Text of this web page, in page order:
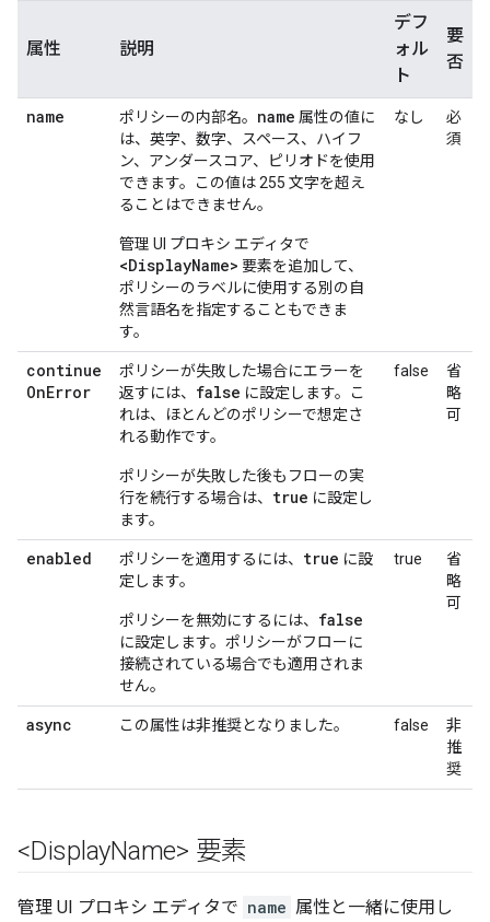
属性 説明
デフ
ォル
ト
要
否
name ポリシーの内部名。 name 属性の値に
は、英字、数字、スペース、ハイフ
ン、アンダースコア、ピリオドを使用
できます。この値は 255 文字を超え
ることはできません。
管理 UI プロキシ エディタで
<DisplayName> 要素を追加して、
ポリシーのラベルに使用する別の自
然言語名を指定することもできま
す。
なし
必
須
continue
OnError
ポリシーが失敗した場合にエラーを
返すには、 false に設定します。こ
れは、ほとんどのポリシーで想定さ
れる動作です。
ポリシーが失敗した後もフローの実
行を続行する場合は、 true に設定し
ます。
false
省
略
可
enabled ポリシーを適用するには、 true に設
定します。
ポリシーを無効にするには、 false
に設定します。 ポリシーがフローに
接続されている場合でも適用されま
せん。
true
省
略
可
async この属性は非推奨となりました。 false
非
推
奨
<DisplayName> 要素
管理 UI プロキシ エディタで name 属性と一緒に使用し